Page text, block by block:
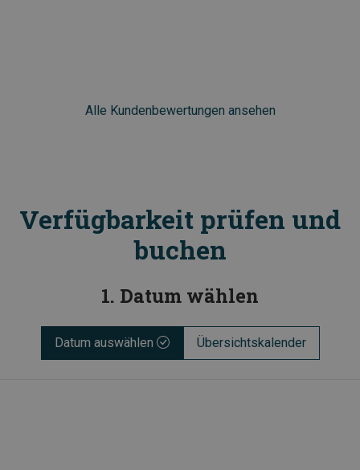
Alle Kundenbewertungen ansehen
Verfügbarkeit prüfen und
buchen
1. Datum wählen
Datum auswählen Übersichtskalender